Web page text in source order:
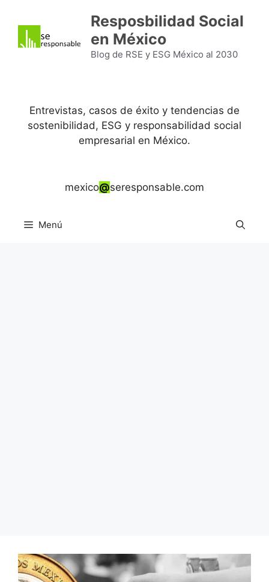
contenido
Resposbilidad Social
en México
Blog de RSE y ESG México al 2030
Entrevistas, casos de éxito y tendencias de
sostenibilidad, ESG y responsabilidad social
empresarial en México.
mexico@seresponsable.com
Menú